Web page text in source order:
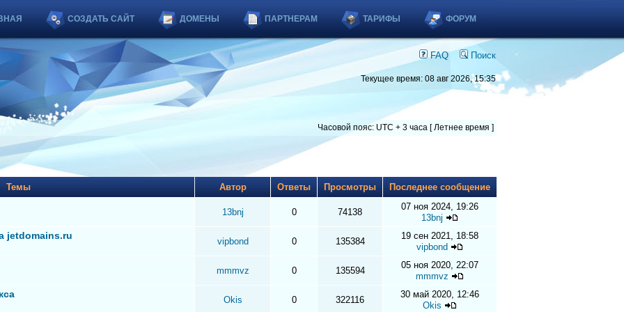
СОЗДАТЬ САЙТ ДОМЕНЫ ПАРТНЕРАМ ТАРИФЫ ФОРУМ
FAQ Поиск
Текущее время: 08 авг 2026, 15:35
Часовой пояс: UTC + 3 часа [ Летнее время ]
Темы Автор Ответы Просмотры Последнее сообщение
13bnj 0 74138
07 ноя 2024, 19:26
13bnj
jetdomains.ru
vipbond 0 135384
19 сен 2021, 18:58
vipbond
mmmvz 0 135594
05 ноя 2020, 22:07
mmmvz
Okis 0 322116
30 май 2020, 12:46
Okis